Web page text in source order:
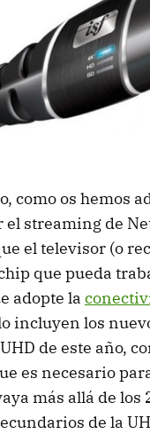
como os hemos
streaming de
el televisor (o
que pueda
adopte la
incluyen los
de este año,
es necesario
más allá de los
de la